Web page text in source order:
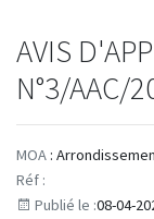
AVIS
N°3/AAC/
MOA :
Réf :
Publié le :08-04-